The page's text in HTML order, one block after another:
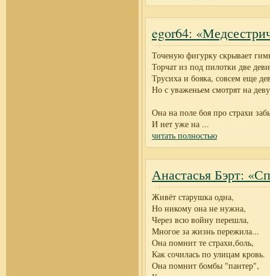
egor64:
Точеную фигурку скрывает
Торчат из под пилотки две
Трусиха и бояка, совсем еще
Но с уваженьем смотрят на
Она на поле боя про страхи
И нет уже на ...
читать полностью
Анастасья Бэрт:
Живёт старушка одна,
Но никому она не нужна,
Через всю войну перешла,
Многое за жизнь пережила...
Она помнит те страхи,боль,
Как сочилась по улицам кровь.
Она помнит бомбы "пантер",